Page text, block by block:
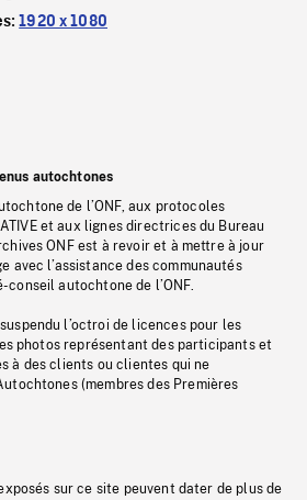
1920 x 1080
autochtones
de l’ONF, aux protocoles
et aux lignes directrices du Bureau
ONF est à revoir et à mettre à jour
avec l’assistance des communautés
autochtone de l’ONF.
l’octroi de licences pour les
photos représentant des participants et
à des clients ou clientes qui ne
(membres des Premières
sur ce site peuvent dater de plus de